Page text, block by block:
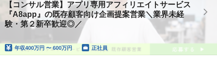
【コンサル営業】アプリ専用アフィリエイトサービス
『A8app』の既存顧客向け企画提案営業＼業界未経
験・第２新卒歓迎◎／
年収400万円 〜 600万円 正社員